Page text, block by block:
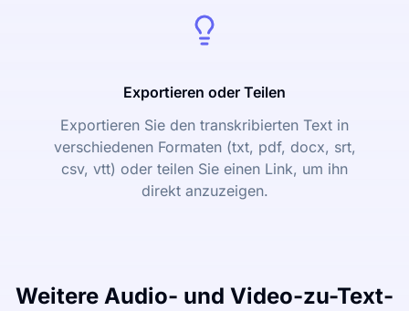
Exportieren oder Teilen
Exportieren Sie den transkribierten Text in
verschiedenen Formaten (txt, pdf, docx, srt,
csv, vtt) oder teilen Sie einen Link, um ihn
direkt anzuzeigen.
Weitere Audio- und Video-zu-Text-